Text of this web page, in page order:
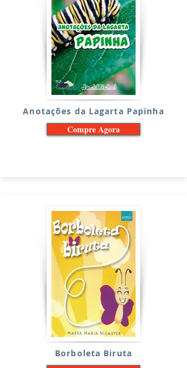
Anotações da Lagarta Papinha
Compre Agora
Borboleta Biruta